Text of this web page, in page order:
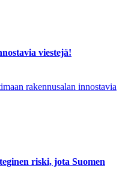
viestejä!
rakennusalan innostavia
riski, jota Suomen